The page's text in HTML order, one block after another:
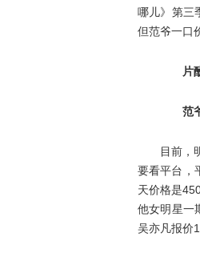
哪儿》第三
但范爷一口
片酬
范爷
目前，
要看平台，
天价格是
他女明星一
吴亦凡报价